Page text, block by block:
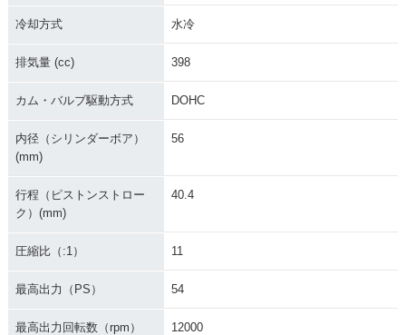
冷却方式 水冷
排気量 (cc) 398
カム・バルブ駆動方式 DOHC
内径（シリンダーボア）
(mm)
56
行程（ピストンストロー
ク）(mm)
40.4
圧縮比（:1） 11
最高出力（PS） 54
最高出力回転数（rpm） 12000